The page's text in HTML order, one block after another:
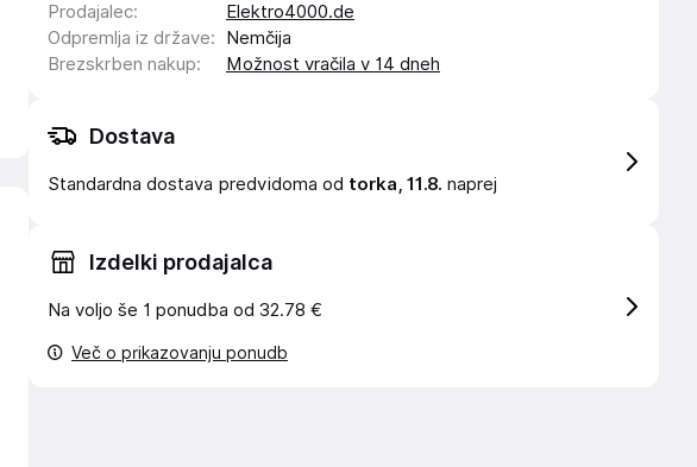
Prodajalec:
Elektro4000.de
Odpremlja iz države:
Nemčija
Brezskrben nakup: Možnost vračila v 14 dneh
Dostava
Standardna dostava predvidoma od torka, 11.8. naprej
Izdelki prodajalca
Na voljo še 1 ponudba od 32.78 €
Več o prikazovanju ponudb